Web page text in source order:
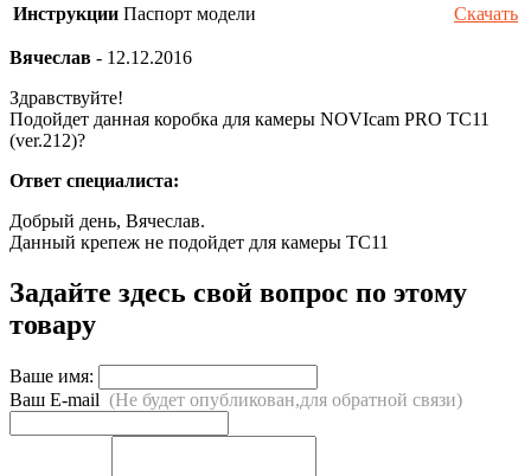
Инструкции Паспорт модели Скачать
Вячеслав - 12.12.2016
Здравствуйте!
Подойдет данная коробка для камеры NOVIcam PRO TC11
(ver.212)?
Ответ специалиста:
Добрый день, Вячеслав.
Данный крепеж не подойдет для камеры TC11
Задайте здесь свой вопрос по этому
товару
Ваше имя:
Ваш E-mail (Не будет опубликован,для обратной связи)